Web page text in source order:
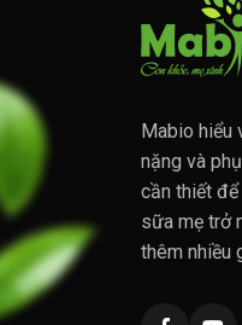
Mabio hiểu
nặng và
cần thiết để
sữa mẹ trở
thêm nhiều